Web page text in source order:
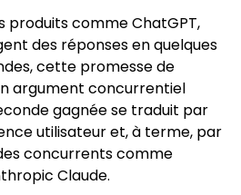
produits comme ChatGPT,
des réponses en quelques
cette promesse de
argument concurrentiel
gagnée se traduit par
utilisateur et, à terme, par
concurrents comme
Claude.